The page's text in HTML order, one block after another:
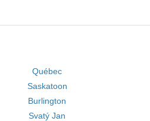
Québec
Saskatoon
Burlington
Svatý Jan